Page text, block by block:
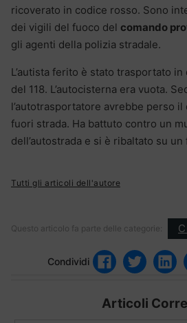
ricoverato in codice rosso. Sono
dei vigili del fuoco del comando
gli agenti della polizia stradale.
L’autista ferito è stato trasportato
del 118. L’autocisterna era vuota.
l’autotrasportatore avrebbe perso
fuori strada. Ha battuto contro un
dell’autostrada e si è ribaltato su un
Tutti gli articoli dell'autore
Questo articolo fa parte delle categorie:
Condividi
Articoli